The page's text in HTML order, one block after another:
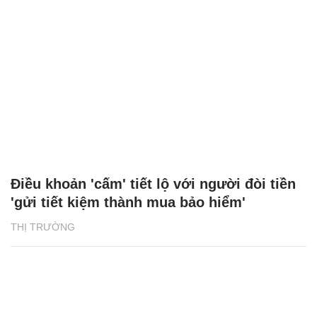
THỊ TRƯỜNG
Điều khoản 'cấm' tiết lộ với người đòi tiền
'gửi tiết kiệm thành mua bảo hiểm'